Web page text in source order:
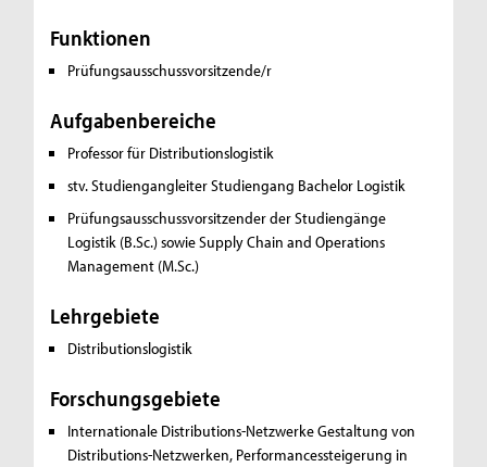
Funktionen
Prüfungsausschussvorsitzende/r
Aufgabenbereiche
Professor für Distributionslogistik
stv. Studiengangleiter Studiengang Bachelor Logistik
Prüfungsausschussvorsitzender der Studiengänge
Logistik (B.Sc.) sowie Supply Chain and Operations
Management (M.Sc.)
Lehrgebiete
Distributionslogistik
Forschungsgebiete
Internationale Distributions-NetzwerkeGestaltung von
Distributions-Netzwerken, Performancessteigerung in